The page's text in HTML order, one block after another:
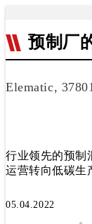
预制厂
Elematic,
行业领先的预制
运营转向低碳生
05.04.2022